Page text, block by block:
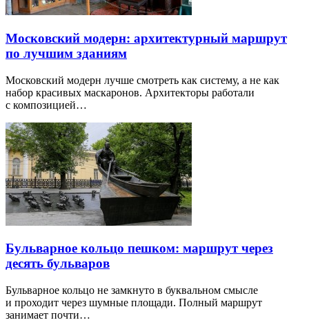
Московский модерн: архитектурный маршрут
по лучшим зданиям
Московский модерн лучше смотреть как систему, а не как
набор красивых маскаронов. Архитекторы работали
с композицией…
Бульварное кольцо пешком: маршрут через
десять бульваров
Бульварное кольцо не замкнуто в буквальном смысле
и проходит через шумные площади. Полный маршрут
занимает почти…